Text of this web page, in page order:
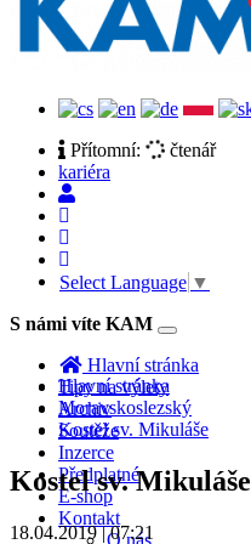
Přítomní:
čtenář
kariéra
Select Language ▼
S námi víte KAM
Toggle
navigation
Hlavní stránka
Tipy na výlety
Archiv
Soutěže
Inzerce
Předplatné
E-shop
Kontakt
O nás
Hlavní stránka
Moravskoslezský
Kostel sv. Mikuláše
Kostel sv. Mikuláše
18.04.2019 | 07:21